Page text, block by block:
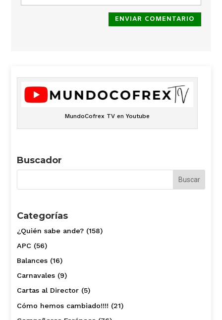
ENVIAR COMENTARIO
MundoCofrex TV en Youtube
Buscador
Categorías
¿Quién sabe ande?(158)
APC(56)
Balances(16)
Carnavales(9)
Cartas al Director(5)
Cómo hemos cambiado!!!! (21)